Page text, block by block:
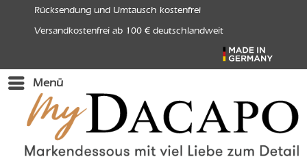
Rücksendung und Umtausch kostenfrei
Versandkostenfrei ab 100 € deutschlandweit
Menü